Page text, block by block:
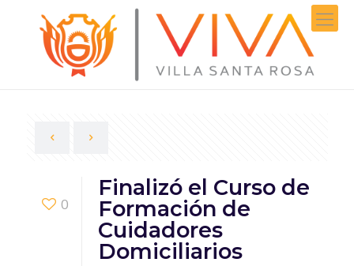
0
Finalizó el Curso de
Formación de
Cuidadores
Domiciliarios